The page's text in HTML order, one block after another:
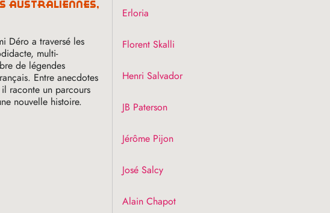
Déro a traversé les
multi-
de légendes
Entre anecdotes
raconte un parcours
nouvelle histoire.
Erloria
Florent Skalli
Henri Salvador
JB Paterson
Jérôme Pijon
José Salcy
Alain Chapot